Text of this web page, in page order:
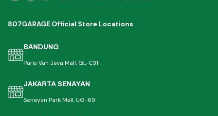
807GARAGE Official Store Locations
BANDUNG
Paris Van Java Mall, GL-C31
JAKARTA SENAYAN
Senayan Park Mall, UG-69